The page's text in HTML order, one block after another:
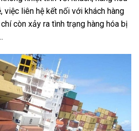
việc liên hệ kết nối với khách hàng
còn xảy ra tình trạng hàng hóa bị